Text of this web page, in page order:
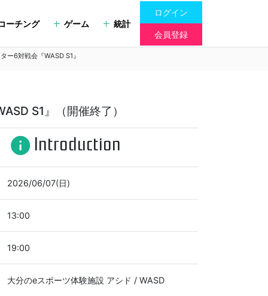
ーチング ゲーム 統計
ログイン
会員登録
ー6対戦会『WASD S1』
S1』（開催終了）
info Introduction
2026/06/07(日)
13:00
19:00
大分のeスポーツ体験施設 アシド / WASD